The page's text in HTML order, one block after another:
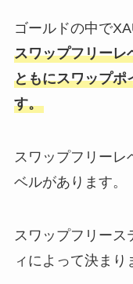
ゴールドの中で
スワップフリーレ
ともにスワップポ
す。
スワップフリーレ
ベルがあります。
スワップフリー
ィによって決まり